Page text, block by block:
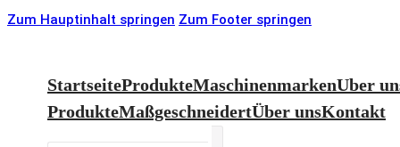
Zum Hauptinhalt springen Zum Footer springen
StartseiteProdukteMaschinenmarkenUber
ProdukteMaßgeschneidertÜber unsKontakt